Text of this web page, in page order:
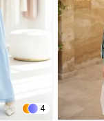
4